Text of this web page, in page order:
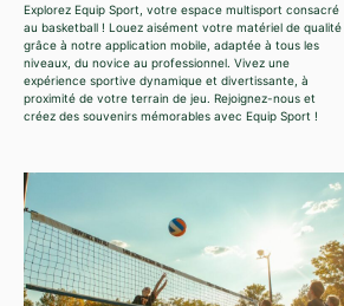
Explorez Equip Sport, votre espace multisport consacré
au basketball ! Louez aisément votre matériel de qualité
grâce à notre application mobile, adaptée à tous les
niveaux, du novice au professionnel. Vivez une
expérience sportive dynamique et divertissante, à
proximité de votre terrain de jeu. Rejoignez-nous et
créez des souvenirs mémorables avec Equip Sport !